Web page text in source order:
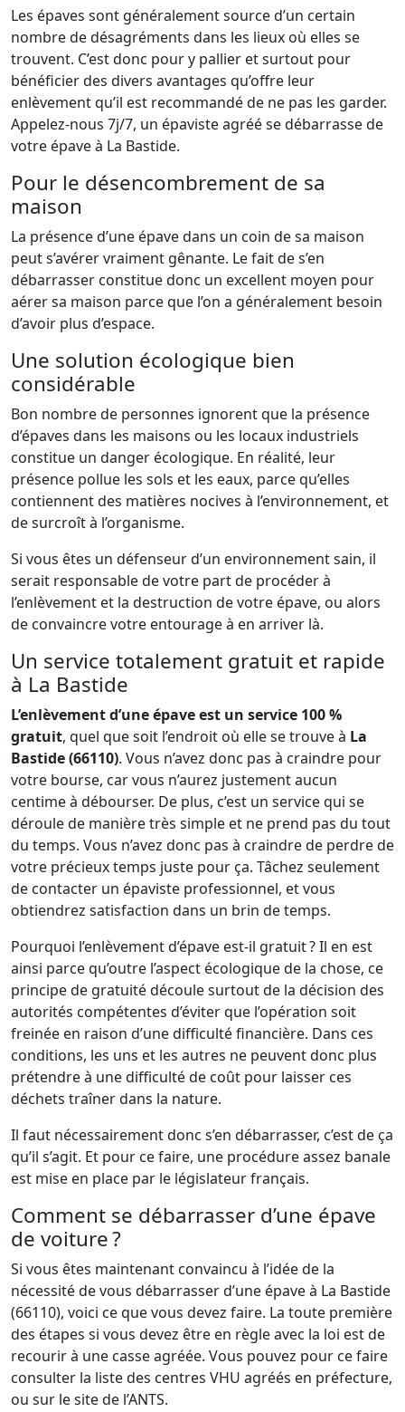
Les épaves sont généralement source d’un certain
nombre de désagréments dans les lieux où elles se
trouvent. C’est donc pour y pallier et surtout pour
bénéficier des divers avantages qu’offre leur
enlèvement qu’il est recommandé de ne pas les garder.
Appelez-nous 7j/7, un épaviste agréé se débarrasse de
votre épave à La Bastide.
Pour le désencombrement de sa
maison
La présence d’une épave dans un coin de sa maison
peut s’avérer vraiment gênante. Le fait de s’en
débarrasser constitue donc un excellent moyen pour
aérer sa maison parce que l’on a généralement besoin
d’avoir plus d’espace.
Une solution écologique bien
considérable
Bon nombre de personnes ignorent que la présence
d’épaves dans les maisons ou les locaux industriels
constitue un danger écologique. En réalité, leur
présence pollue les sols et les eaux, parce qu’elles
contiennent des matières nocives à l’environnement, et
de surcroît à l’organisme.
Si vous êtes un défenseur d’un environnement sain, il
serait responsable de votre part de procéder à
l’enlèvement et la destruction de votre épave, ou alors
de convaincre votre entourage à en arriver là.
Un service totalement gratuit et rapide
à La Bastide
L’enlèvement d’une épave est un service 100 %
gratuit, quel que soit l’endroit où elle se trouve à La
Bastide (66110). Vous n’avez donc pas à craindre pour
votre bourse, car vous n’aurez justement aucun
centime à débourser. De plus, c’est un service qui se
déroule de manière très simple et ne prend pas du tout
du temps. Vous n’avez donc pas à craindre de perdre de
votre précieux temps juste pour ça. Tâchez seulement
de contacter un épaviste professionnel, et vous
obtiendrez satisfaction dans un brin de temps.
Pourquoi l’enlèvement d’épave est-il gratuit ? Il en est
ainsi parce qu’outre l’aspect écologique de la chose, ce
principe de gratuité découle surtout de la décision des
autorités compétentes d’éviter que l’opération soit
freinée en raison d’une difficulté financière. Dans ces
conditions, les uns et les autres ne peuvent donc plus
prétendre à une difficulté de coût pour laisser ces
déchets traîner dans la nature.
Il faut nécessairement donc s’en débarrasser, c’est de ça
qu’il s’agit. Et pour ce faire, une procédure assez banale
est mise en place par le législateur français.
Comment se débarrasser d’une épave
de voiture ?
Si vous êtes maintenant convaincu à l’idée de la
nécessité de vous débarrasser d’une épave à La Bastide
(66110), voici ce que vous devez faire. La toute première
des étapes si vous devez être en règle avec la loi est de
recourir à une casse agréée. Vous pouvez pour ce faire
consulter la liste des centres VHU agréés en préfecture,
ou sur le site de l’ANTS.